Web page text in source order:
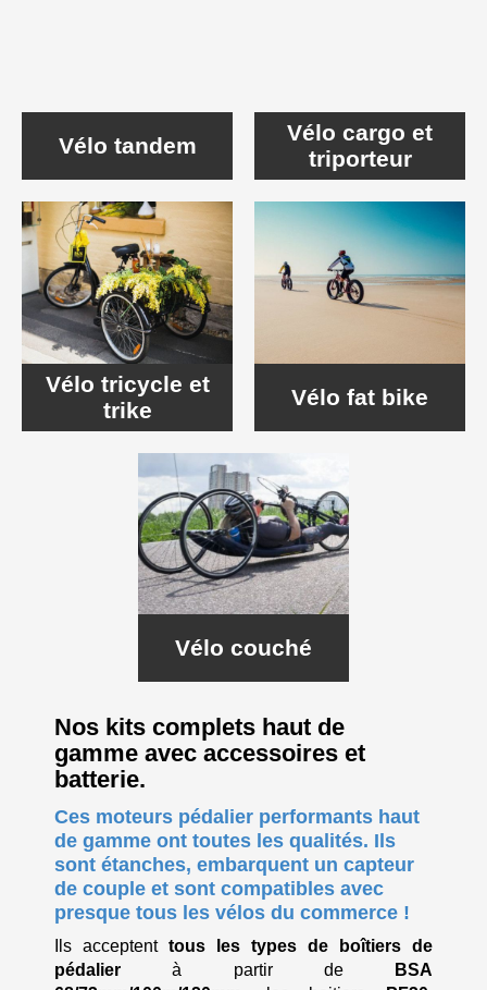
Vélo tandem
Vélo cargo et
triporteur
Vélo tricycle et
trike
Vélo fat bike
Vélo couché
Nos kits complets haut de
gamme avec accessoires et
batterie.
Ces moteurs pédalier performants haut
de gamme ont toutes les qualités. Ils
sont étanches, embarquent un capteur
de couple et sont compatibles avec
presque tous les vélos du commerce !
Ils acceptent tous les types de boîtiers de
pédalierà partir de
BSA